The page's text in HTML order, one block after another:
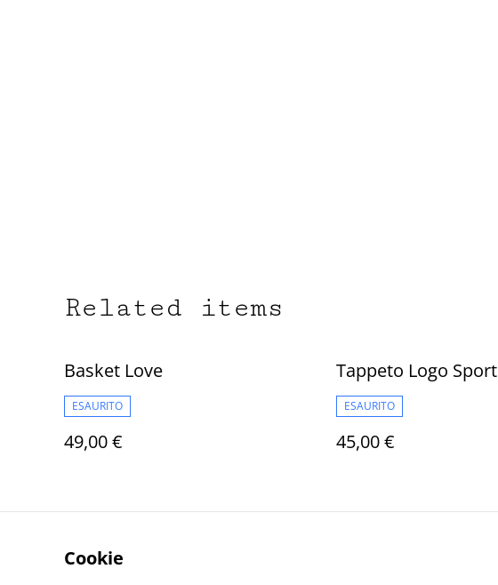
Related items
Basket Love
ESAURITO
49,00 €
Tappeto Logo Sport
ESAURITO
45,00 €
Cookie